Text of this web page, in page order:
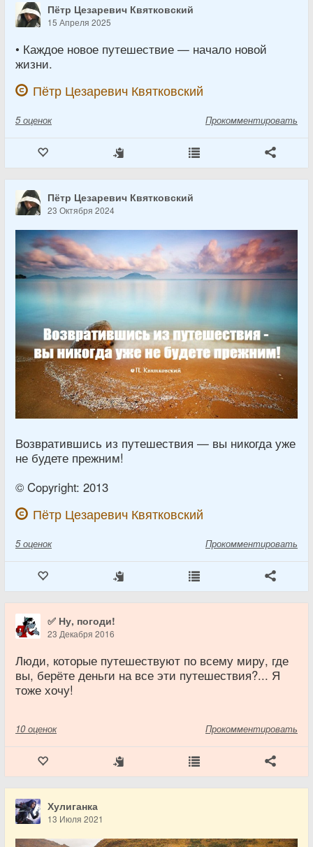
Пётр Цезаревич Квятковский
15 Апреля 2025
• Каждое новое путешествие — начало новой
жизни.
Пётр Цезаревич Квятковский
5 оценок Прокомментировать
Пётр Цезаревич Квятковский
23 Октября 2024
Возвратившись из путешествия — вы никогда уже
не будете прежним!
© Copyright: 2013
Пётр Цезаревич Квятковский
5 оценок Прокомментировать
✅ Ну, погоди!
23 Декабря 2016
Люди, которые путешествуют по всему миру, где
вы, берёте деньги на все эти путешествия?... Я
тоже хочу!
10 оценок Прокомментировать
Хулиганка
13 Июля 2021